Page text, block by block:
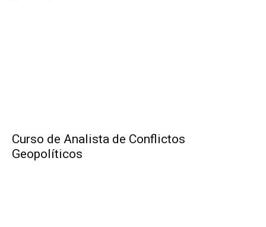
Curso de Analista de Conflictos
Geopolíticos